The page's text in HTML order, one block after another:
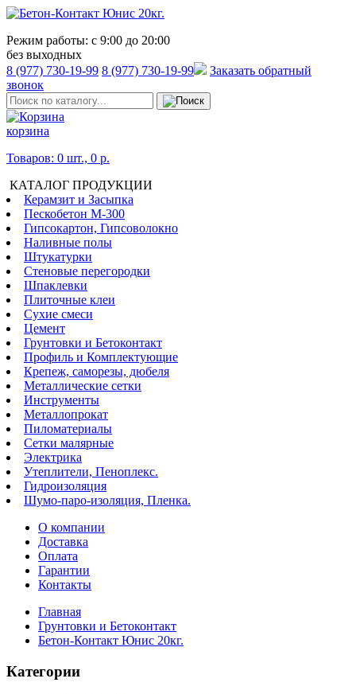
Режим работы: с 9:00 до 20:00
без выходных
8 (977) 730-19-99 8 (977) 730-19-99
Заказать обратный
звонок
корзина
Товаров: 0 шт., 0 р.
КАТАЛОГ ПРОДУКЦИИ
Керамзит и Засыпка
Пескобетон М-300
Гипсокартон, Гипсоволокно
Наливные полы
Штукатурки
Стеновые перегородки
Шпаклевки
Плиточные клеи
Сухие смеси
Цемент
Грунтовки и Бетоконтакт
Профиль и Комплектующие
Крепеж, саморезы, дюбеля
Металлические сетки
Инструменты
Металлопрокат
Пиломатериалы
Сетки малярные
Электрика
Утеплители, Пеноплекс.
Гидроизоляция
Шумо-паро-изоляция, Пленка.
О компании
Доставка
Оплата
Гарантии
Контакты
Главная
Грунтовки и Бетоконтакт
Бетон-Контакт Юнис 20кг.
Категории